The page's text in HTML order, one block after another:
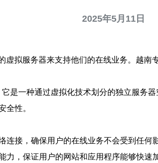
2025年5月11日
拟服务器来支持他们的在线业务。越
是一种通过虚拟化技术划分的独立服务
全性。
接，确保用户的在线业务不会受到任何
，保证用户的网站和应用程序能够快速